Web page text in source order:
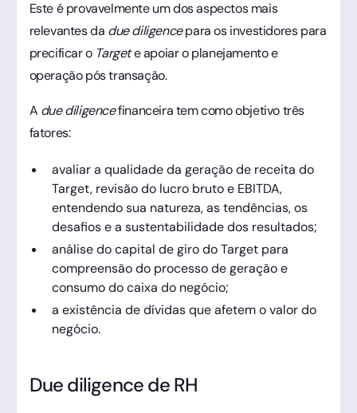
Este é provavelmente um dos aspectos mais
relevantes da due diligencepara os investidores para
precificar o Targete apoiar o planejamento e
operação pós transação.
A due diligencefinanceira tem como objetivo três
fatores:
avaliar a qualidade da geração de receita do
Target, revisão do lucro bruto e EBITDA,
entendendo sua natureza, as tendências, os
desafios e a sustentabilidade dos resultados;
análise do capital de giro do Target para
compreensão do processo de geração e
consumo do caixa do negócio;
a existência de dívidas que afetem o valor do
negócio.
Due diligence de RH